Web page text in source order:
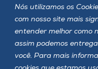
Nós utilizamos os
com nosso site mais
entender melhor como
assim podemos
você. Para mais
Siga a Unoesc